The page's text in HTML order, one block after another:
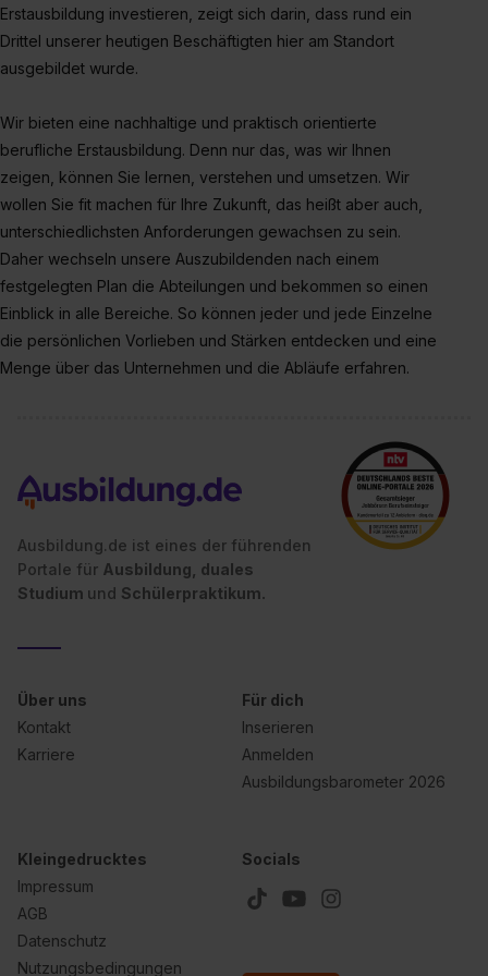
II). Du kannst die von dir erteilte Einwilligung jederzeit mit
Wirkung für die Zukunft ganz oder teilweise über unsere
Datenschutzerklärung unter dem Punkt „Datenschutz-
einzelnen Cookies findest du durch Klick auf „Details
zeigen“. Weitere Informationen:Datenschutzerklärung
Impressum .
Erstausbildung investieren, zeigt sich darin, dass rund ein
Drittel unserer heutigen Beschäftigten hier am Standort
ausgebildet wurde.
Wir bieten eine nachhaltige und praktisch orientierte
berufliche Erstausbildung. Denn nur das, was wir Ihnen
zeigen, können Sie lernen, verstehen und umsetzen. Wir
wollen Sie fit machen für Ihre Zukunft, das heißt aber auch,
unterschiedlichsten Anforderungen gewachsen zu sein.
Daher wechseln unsere Auszubildenden nach einem
festgelegten Plan die Abteilungen und bekommen so einen
Einblick in alle Bereiche. So können jeder und jede Einzelne
die persönlichen Vorlieben und Stärken entdecken und eine
Menge über das Unternehmen und die Abläufe erfahren.
Ausbildung.de ist eines der führenden
Portale für Ausbildung, duales
Studium und Schülerpraktikum.
Über uns
Kontakt
Karriere
Für dich
Inserieren
Anmelden
Ausbildungsbarometer 2026
Kleingedrucktes
Impressum
AGB
Datenschutz
Nutzungsbedingungen
Socials